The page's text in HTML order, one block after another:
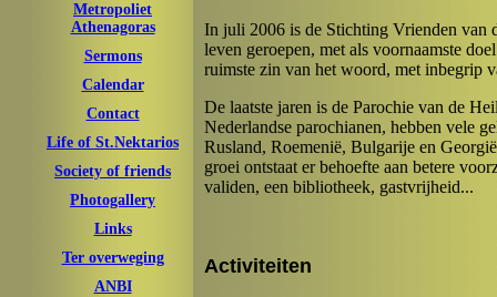
Metropoliet
Athenagoras
Sermons
Calendar
Contact
Life of St.Nektarios
Society of friends
Photogallery
Links
Ter overweging
ANBI
In juli 2006 is de Stichting Vrienden van
leven geroepen, met als voornaamste
ruimste zin van het woord, met inbegrip
De laatste jaren is de Parochie van de
Nederlandse parochianen, hebben vele
Rusland, Roemenië, Bulgarije en
groei ontstaat er behoefte aan betere
validen, een bibliotheek, gastvrijheid...
Activiteiten